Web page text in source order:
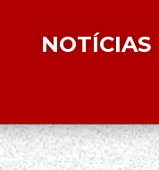
NOTÍCIAS